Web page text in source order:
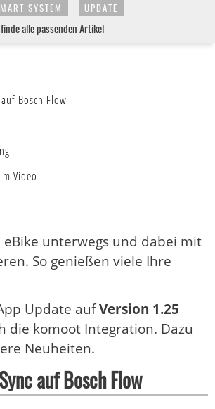
SYSTEM UPDATE
alle passenden Artikel
eBike unterwegs und dabei mit
So genießen viele Ihre
Update aufVersion 1.25
die komoot Integration. Dazu
Neuheiten.
auf Bosch Flow
Bosch Flow
Video